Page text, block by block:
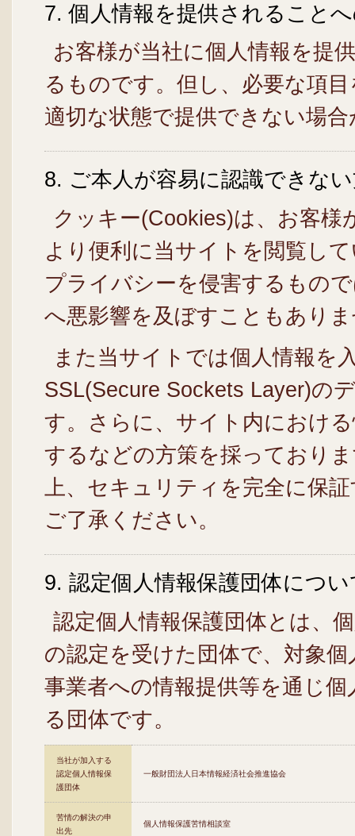
7. 個人情報を提供されること
お客様が当社に個人情報を提
るものです。但し、必要な項
適切な状態で提供できない場
8. ご本人が容易に認識できな
クッキー(Cookies)は、お客
より便利に当サイトを閲覧し
プライバシーを侵害するもの
へ悪影響を及ぼすこともあり
また当サイトでは個人情報を
SSL(Secure Sockets Layer)の
す。さらに、サイト内におけ
するなどの方策を採っており
上、セキュリティを完全に保
ご了承ください。
9. 認定個人情報保護団体につい
認定個人情報保護団体とは、
の認定を受けた団体で、対象
事業者への情報提供等を通じ
る団体です。
当社が加入する
認定個人情報保
護団体
一般財団法人日本情報経済社会推進協会
苦情の解決の申
出先
個人情報保護苦情相談室